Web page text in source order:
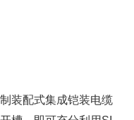
装配式集成铠装电缆